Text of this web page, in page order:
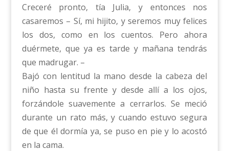
Creceré pronto, tía Julia, y entonces nos
casaremos – Sí, mi hijito, y seremos muy felices
los dos, como en los cuentos. Pero ahora
duérmete, que ya es tarde y mañana tendrás
que madrugar. –
Bajó con lentitud la mano desde la cabeza del
niño hasta su frente y desde allí a los ojos,
forzándole suavemente a cerrarlos. Se meció
durante un rato más, y cuando estuvo segura
de que él dormía ya, se puso en pie y lo acostó
en la cama.